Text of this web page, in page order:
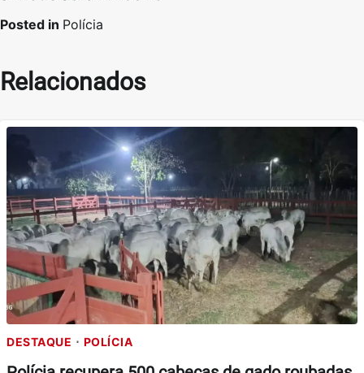
Posted in Polícia
Relacionados
DESTAQUE POLÍCIA